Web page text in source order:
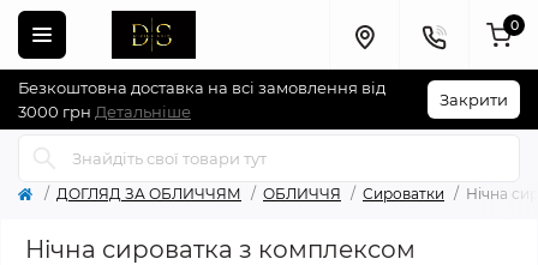
Безкоштовна доставка на всі замовлення від
3000 грн Детальніше
Закрити
0
ДОГЛЯД ЗА ОБЛИЧЧЯМ ОБЛИЧЧЯ Сироватки Нічна
Нічна сироватка з комплексом